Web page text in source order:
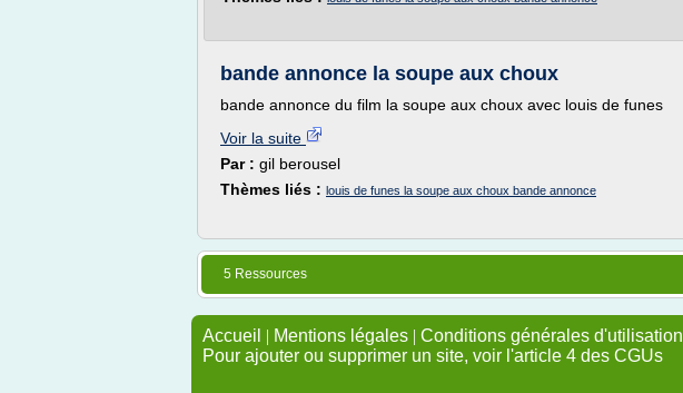
bande annonce la soupe aux choux
bande annonce du film la soupe aux choux avec louis de funes
Voir la suite
Par : gil berousel
Thèmes liés : louis de funes la soupe aux choux bande annonce
5 Ressources
Accueil | Mentions légales | Conditions générales d'utilisation
Pour ajouter ou supprimer un site, voir l'article 4 des CGUs